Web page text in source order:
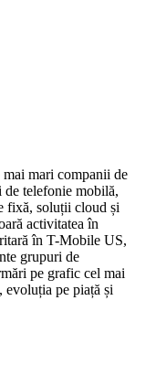
mari companii de
telefonie mobilă,
fixă, soluții cloud și
activitatea în
în T-Mobile US,
grupuri de
pe grafic cel mai
evoluția pe piață și